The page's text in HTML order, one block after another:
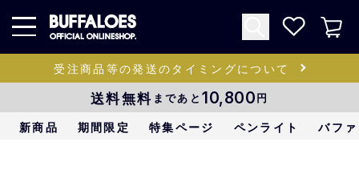
受注商品等の発送のタイミングについて
送料無料 まであと 10,800円
新商品 期間限定 特集ページ ペンライト バフ